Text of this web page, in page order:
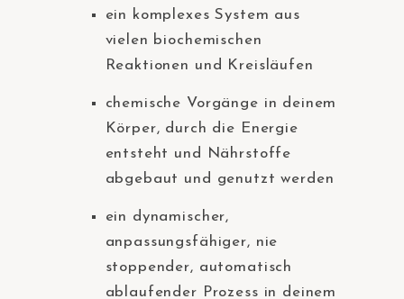
ein komplexes System aus
vielen biochemischen
Reaktionen und Kreisläufen
chemische Vorgänge in deinem
Körper, durch die Energie
entsteht und Nährstoffe
abgebaut und genutzt werden
ein dynamischer,
anpassungsfähiger, nie
stoppender, automatisch
ablaufender Prozess in deinem